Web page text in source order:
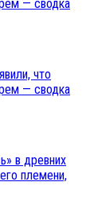
что
— сводка